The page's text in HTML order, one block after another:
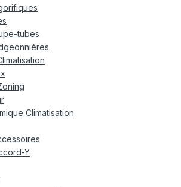
tubes
Climatisation
Y